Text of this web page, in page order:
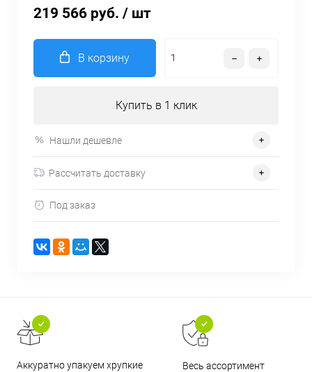
219 566 руб. / шт
В корзину
Купить в 1 клик
Нашли дешевле
Рассчитать доставку
Под заказ
Аккуратно упакуем хрупкие
Весь ассортимент